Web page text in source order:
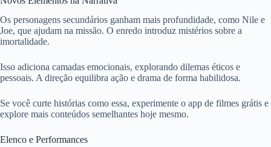
Os personagens secundários ganham mais profundidade, como Nile e
Joe, que ajudam na missão. O enredo introduz mistérios sobre a
imortalidade.
Isso adiciona camadas emocionais, explorando dilemas éticos e
pessoais. A direção equilibra ação e drama de forma habilidosa.
Se você curte histórias como essa, experimente o app de filmes grátis e
explore mais conteúdos semelhantes hoje mesmo.
Elenco e Performances